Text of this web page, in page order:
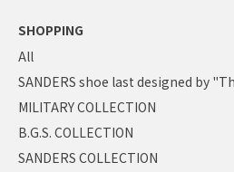
SHOPPING
All
SANDERS shoe last designed by
MILITARY COLLECTION
B.G.S. COLLECTION
SANDERS COLLECTION